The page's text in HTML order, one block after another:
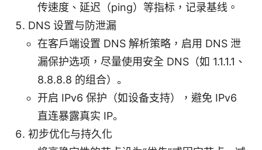
传速度、延迟（ping）等指标，记录基线。
DNS 设置与防泄漏
在客户端设置 DNS 解析策略，启用 DNS 泄
漏保护选项，尽量使用安全 DNS（如 1.1.1.1、
8.8.8.8 的组合）。
开启 IPv6 保护（如设备支持），避免 IPv6
直连暴露真实 IP。
初步优化与持久化